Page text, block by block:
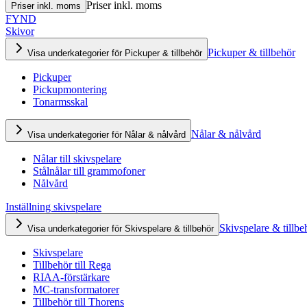
Priser inkl. moms Priser inkl. moms
FYND
Skivor
Visa underkategorier för Pickuper & tillbehör Pickuper & tillbehör
Pickuper
Pickupmontering
Tonarmsskal
Visa underkategorier för Nålar & nålvård Nålar & nålvård
Nålar till skivspelare
Stålnålar till grammofoner
Nålvård
Inställning skivspelare
Visa underkategorier för Skivspelare & tillbehör Skivspelare &
Skivspelare
Tillbehör till Rega
RIAA-förstärkare
MC-transformatorer
Tillbehör till Thorens